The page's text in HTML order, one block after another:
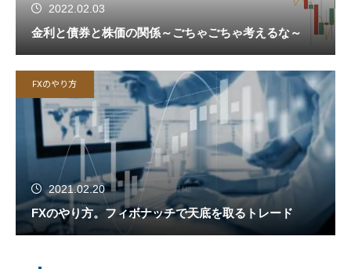
2022.02.03
金利と債券と株価の関係～ごちゃごちゃ考えるな～
FXのやり方
2021.02.20
FXのやり方。フィボナッチで天底を取るトレード